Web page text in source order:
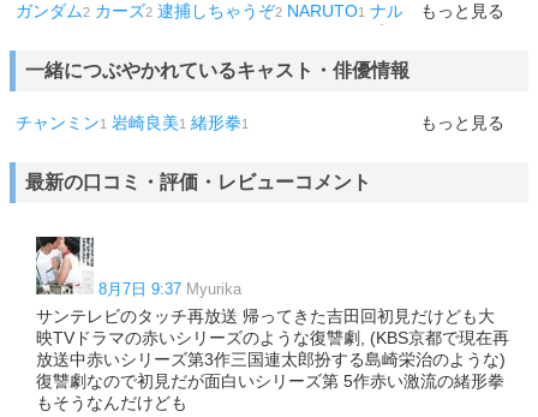
もっと見る
ガンダム2 カーズ2 逮捕しちゃうぞ2 NARUTO1 ナルト 1 ドラゴンボ
一緒につぶやかれているキャスト・俳優情報
もっと見る
チャンミン1 岩崎良美1 緒形拳1
最新の口コミ・評価・レビューコメント
8月7日 9:37 Myurika
サンテレビのタッチ再放送 帰ってきた吉田回初見だけども大
映TVドラマの赤いシリーズのような復讐劇, (KBS京都で現在再
放送中赤いシリーズ第3作三国連太郎扮する島崎栄治のような)
復讐劇なので初見だが面白いシリーズ第 5作赤い激流の緒形拳
もそうなんだけども